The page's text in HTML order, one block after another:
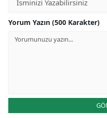
Yorum Yazın (500 Karakter)